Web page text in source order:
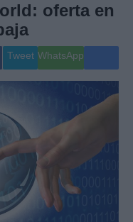
oferta en
Tweet WhatsApp